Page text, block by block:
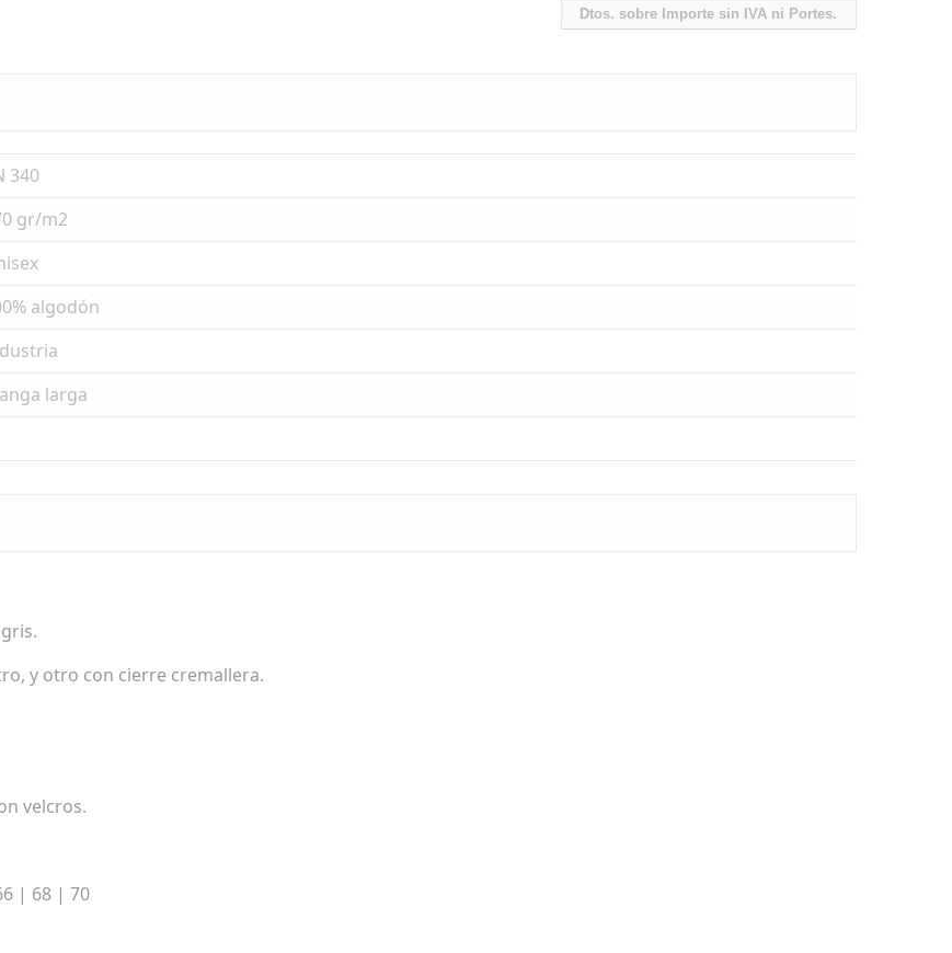
Dtos. sobre Importe sin IVA ni Portes.
340
gr/m2
algodón
larga
y otro con cierre cremallera.
velcros.
| 68 | 70